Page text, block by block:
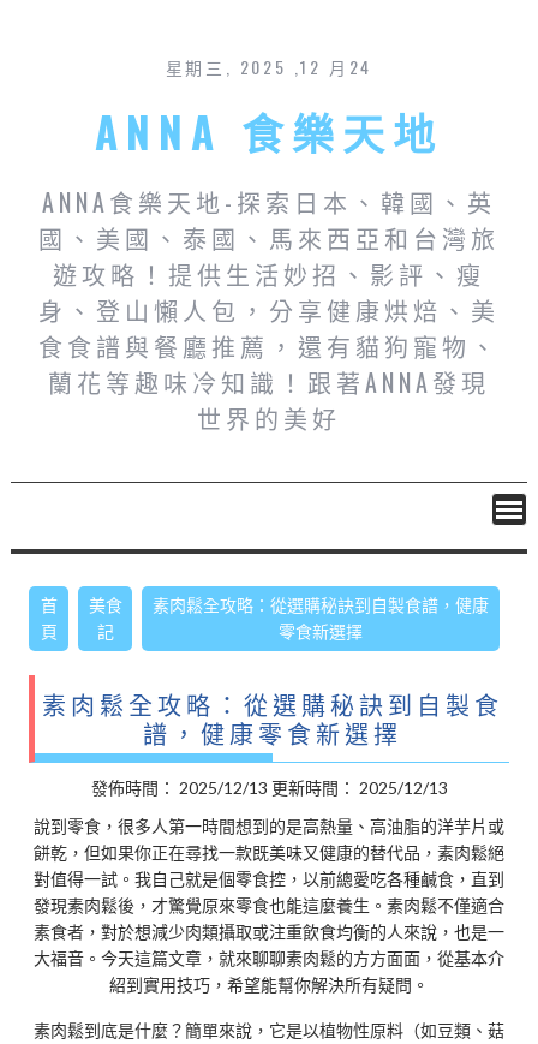
星期三, 2025 ,12 月24
ANNA 食樂天地
ANNA食樂天地-探索日本、韓國、英
國、美國、泰國、馬來西亞和台灣旅
遊攻略！提供生活妙招、影評、瘦
身、登山懶人包，分享健康烘焙、美
食食譜與餐廳推薦，還有貓狗寵物、
蘭花等趣味冷知識！跟著ANNA發現
世界的美好
首
頁
美食
記
素肉鬆全攻略：從選購秘訣到自製食譜，健康
零食新選擇
素肉鬆全攻略：從選購秘訣到自製食
譜，健康零食新選擇
發佈時間： 2025/12/13 更新時間： 2025/12/13
說到零食，很多人第一時間想到的是高熱量、高油脂的洋芋片或
餅乾，但如果你正在尋找一款既美味又健康的替代品，素肉鬆絕
對值得一試。我自己就是個零食控，以前總愛吃各種鹹食，直到
發現素肉鬆後，才驚覺原來零食也能這麼養生。素肉鬆不僅適合
素食者，對於想減少肉類攝取或注重飲食均衡的人來說，也是一
大福音。今天這篇文章，就來聊聊素肉鬆的方方面面，從基本介
紹到實用技巧，希望能幫你解決所有疑問。
素肉鬆到底是什麼？簡單來說，它是以植物性原料（如豆類、菇